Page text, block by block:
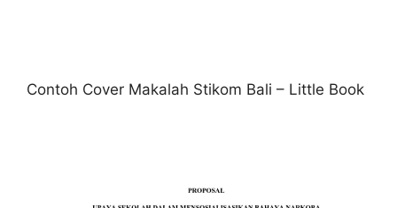
Contoh Cover Makalah Stikom Bali – Little Book